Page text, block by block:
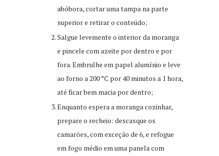
abóbora, cortar uma tampa na parte
superior e retirar o conteúdo;
Salgue levemente o interior da moranga
e pincele com azeite por dentro e por
fora. Embrulhe em papel alumínio e leve
ao forno a 200 °C por 40 minutos a 1 hora,
até ficar bem macia por dentro;
Enquanto espera a moranga cozinhar,
prepare o recheio: descasque os
camarões, com exceção de 6, e refogue
em fogo médio em uma panela com